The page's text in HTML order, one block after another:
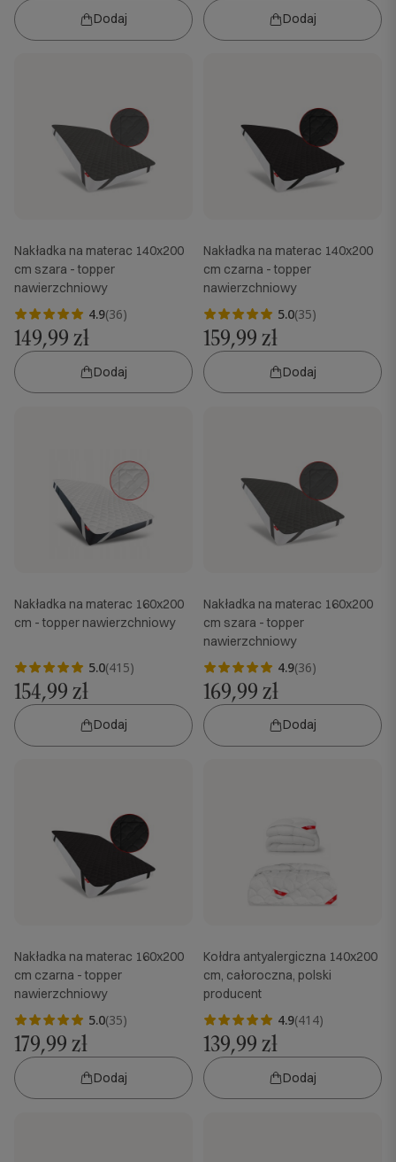
Dodaj Dodaj
Nakładka na materac 140x200
cm szara - topper
nawierzchniowy
4.9(36)
149,99 zł
Dodaj
Nakładka na materac 140x200
cm czarna - topper
nawierzchniowy
5.0(35)
159,99 zł
Dodaj
Nakładka na materac 160x200
cm - topper nawierzchniowy
5.0(415)
154,99 zł
Dodaj
Nakładka na materac 160x200
cm szara - topper
nawierzchniowy
4.9(36)
169,99 zł
Dodaj
Nakładka na materac 160x200
cm czarna - topper
nawierzchniowy
5.0(35)
179,99 zł
Dodaj
Kołdra antyalergiczna 140x200
cm, całoroczna, polski
producent
4.9(414)
139,99 zł
Dodaj